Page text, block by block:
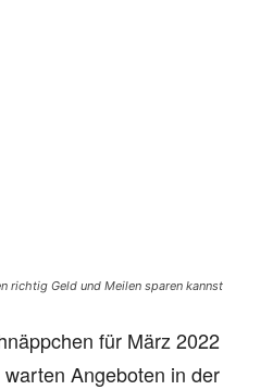
richtig Geld und Meilen sparen kannst
für März 2022
Angeboten in der